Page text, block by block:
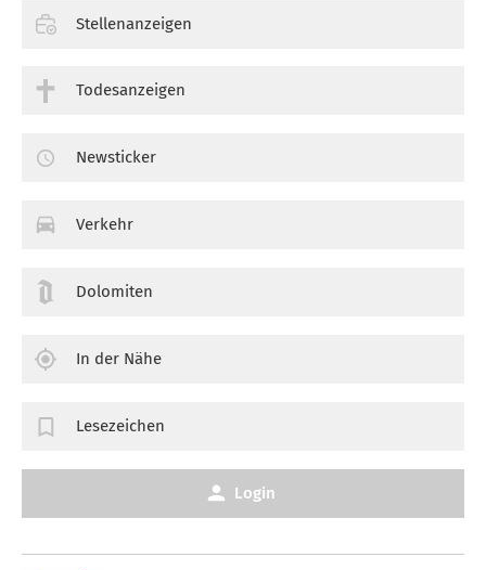
Stellenanzeigen
Todesanzeigen
Newsticker
Verkehr
Dolomiten
In der Nähe
Lesezeichen
Login